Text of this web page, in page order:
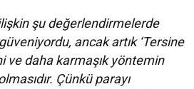
şu değerlendirmelerde
ancak artık ‘Tersine
ve daha karmaşık yöntemin
Çünkü parayı